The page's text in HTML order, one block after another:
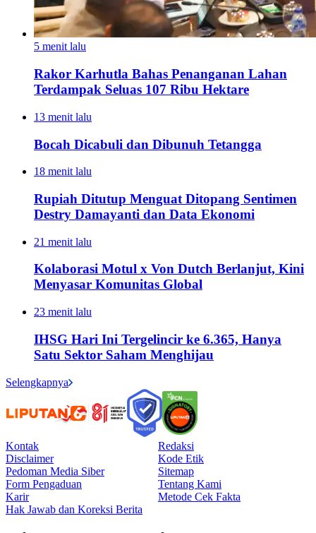
5 menit lalu
Rakor Karhutla Bahas Penanganan Lahan
Terdampak Seluas 107 Ribu Hektare
13 menit lalu
Bocah Dicabuli dan Dibunuh Tetangga
18 menit lalu
Rupiah Ditutup Menguat Ditopang Sentimen
Destry Damayanti dan Data Ekonomi
21 menit lalu
Kolaborasi Motul x Von Dutch Berlanjut, Kini
Menyasar Komunitas Global
23 menit lalu
IHSG Hari Ini Tergelincir ke 6.365, Hanya
Satu Sektor Saham Menghijau
Selengkapnya
Kontak
Redaksi
Disclaimer
Kode Etik
Pedoman Media Siber
Sitemap
Form Pengaduan
Tentang Kami
Karir
Metode Cek Fakta
Hak Jawab dan Koreksi Berita